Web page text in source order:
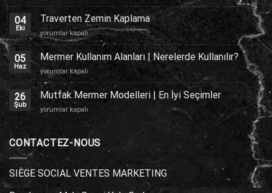
Dış
Cephe
Kaplama
için
04
Eki
Traverten Zemin Kaplama
Traverten
Zemin
Kaplama
yorumlar kapalı
05
Haz
Mermer Kullanım Alanları | Nerelerde Kullanılır?
Mermer
Kullanım
Alanları
Nerelerde
yorumlar kapalı
26
Şub
Mutfak Mermer Modelleri | En İyi Seçimler
Mutfak
Mermer
|
Seçimler
yorumlar kapalı
CONTACTEZ-NOUS
SIÈGE SOCIAL VENTES MARKETING